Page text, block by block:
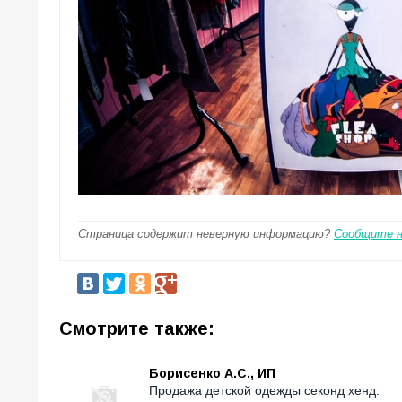
Страница содержит неверную информацию? Сообщите
Смотрите также:
Борисенко А.С., ИП
Продажа детской одежды секонд хенд.